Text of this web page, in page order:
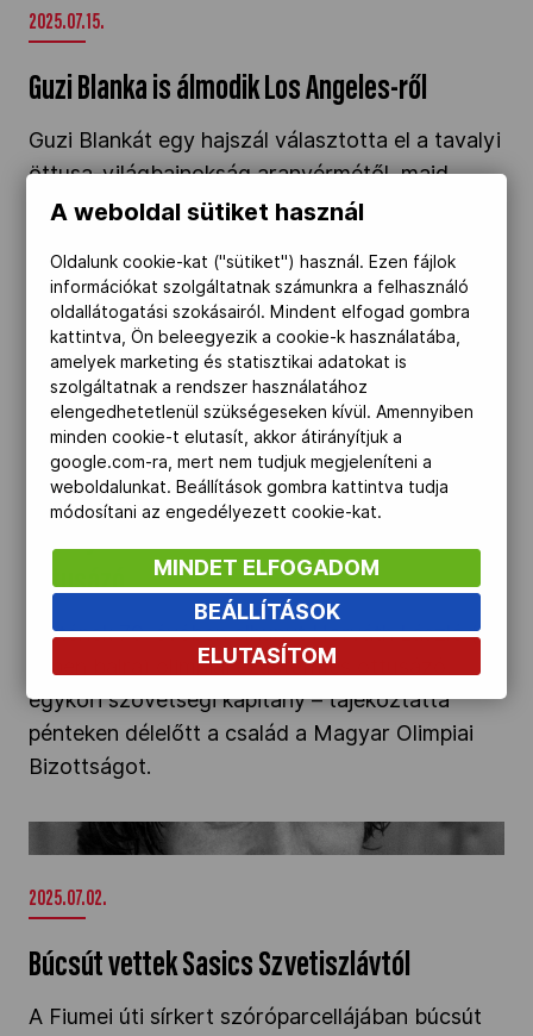
2025.07.15.
Guzi Blanka is álmodik Los Angeles-ről
Guzi Blankát egy hajszál választotta el a tavalyi
öttusa-világbajnokság aranyérmétől, majd
éppen csak lecsúszott a dobogóról a párizsi
és kudarcairól, csakúgy mint edzőjéről, akivel a
magánéletben is egy párt alkotnak.
Elhunyt Horváth László olimpiai ezüstérmes
öttusázó" />
2025.07.04.
Elhunyt Horváth László olimpiai ezüstérmes
öttusázó
Életének 79. évében elhunyt Horváth László (a
képen balra) olimpiai ezüstérmes öttusázó,
egykori szövetségi kapitány – tájékoztatta
pénteken délelőtt a család a Magyar Olimpiai
Bizottságot.
Búcsút vettek Sasics Szvetiszlávtól" />
2025.07.02.
Búcsút vettek Sasics Szvetiszlávtól
A Fiumei úti sírkert szóróparcellájában búcsút
A weboldal sütiket használ
Oldalunk cookie-kat ("sütiket") használ. Ezen fájlok
információkat szolgáltatnak számunkra a felhasználó
oldallátogatási szokásairól. Mindent elfogad gombra
kattintva, Ön beleegyezik a cookie-k használatába,
amelyek marketing és statisztikai adatokat is
szolgáltatnak a rendszer használatához
elengedhetetlenül szükségeseken kívül. Amennyiben
minden cookie-t elutasít, akkor átirányítjuk a
google.com-ra, mert nem tudjuk megjeleníteni a
weboldalunkat. Beállítások gombra kattintva tudja
módosítani az engedélyezett cookie-kat.
MINDET ELFOGADOM
BEÁLLÍTÁSOK
ELUTASÍTOM